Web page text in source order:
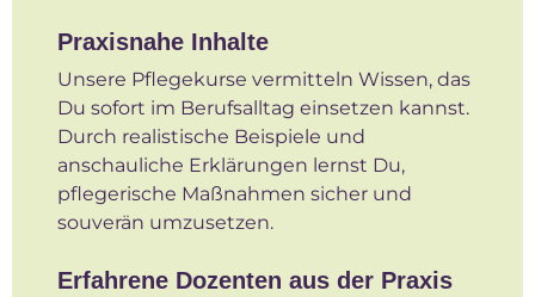
Praxisnahe Inhalte
Unsere Pflegekurse vermitteln Wissen, das
Du sofort im Berufsalltag einsetzen kannst.
Durch realistische Beispiele und
anschauliche Erklärungen lernst Du,
pflegerische Maßnahmen sicher und
souverän umzusetzen.
Erfahrene Dozenten aus der Praxis